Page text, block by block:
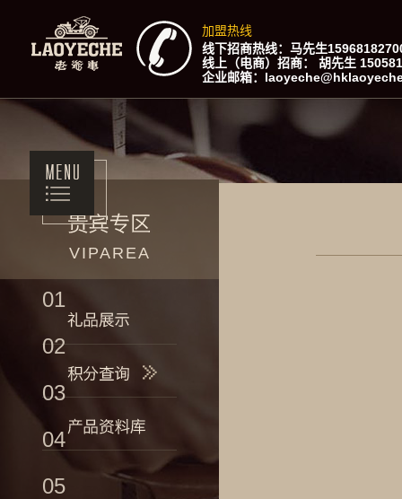
加盟热线
线下招商热线：马先生
线上（电商）招商： 胡先生
企业邮箱：
01
02
03
04
05
VIPAREA